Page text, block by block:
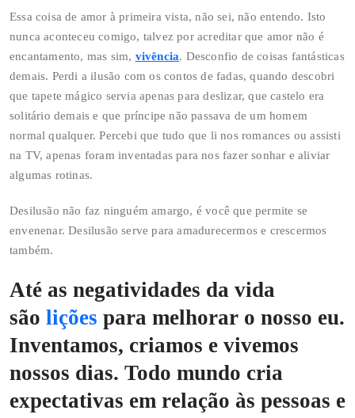
Essa coisa de amor à primeira vista, não sei, não entendo. Isto
nunca aconteceu comigo, talvez por acreditar que amor não é
encantamento, mas sim, vivência. Desconfio de coisas fantásticas
demais. Perdi a ilusão com os contos de fadas, quando descobri
que tapete mágico servia apenas para deslizar, que castelo era
solitário demais e que príncipe não passava de um homem
normal qualquer. Percebi que tudo que li nos romances ou assisti
na TV, apenas foram inventadas para nos fazer sonhar e aliviar
algumas rotinas.
Desilusão não faz ninguém amargo, é você que permite se
envenenar. Desilusão serve para amadurecermos e crescermos
também.
Até as negatividades da vida
são lições para melhorar o nosso eu.
Inventamos, criamos e vivemos
nossos dias. Todo mundo cria
expectativas em relação às pessoas e